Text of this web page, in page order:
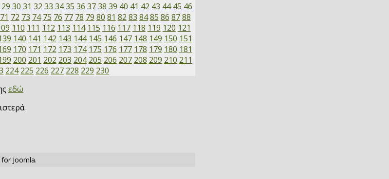
29 30 31 32 33 3435 36 3738 39 40 41 42 43 44 45 46
71 72 73 74 75 76 77 78 79 80 81 82 83 8485 86 8788
110 111 112 113 114 115 116 117 118 119 120 121
140 141 142 143 144 145 146 147 148 149 150 151
170 171 172 173 174 175 176 177 178 179 180 181
200 201 202 203 204 205 206 207 208 209 210 211
224 225 226 227 228 229 230
εδώ
Joomla.